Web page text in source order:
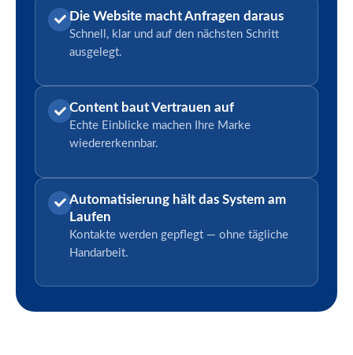
Die Website macht Anfragen daraus
Schnell, klar und auf den nächsten Schritt
ausgelegt.
Content baut Vertrauen auf
Echte Einblicke machen Ihre Marke
wiedererkennbar.
Automatisierung hält das System am
Laufen
Kontakte werden gepflegt — ohne tägliche
Handarbeit.